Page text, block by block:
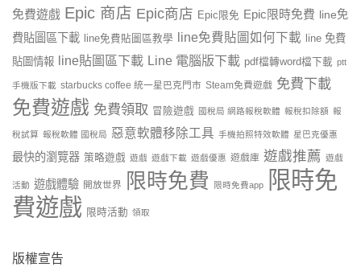
免費遊戲 Epic 商店 Epic商店 Epic限免 Epic限時免費 line免
費貼圖區下載
line免費貼圖區教學 line免費貼圖如何下載
line 免費
貼圖情報
line貼圖區下載 Line 電腦版下載 pdf檔轉word檔下載 ptt
手機版下載 starbucks coffee 統一星巴克門市 Steam免費遊戲 免費下載
免費遊戲 免費領取 冒險遊戲 國稅局 網路報稅軟體 報稅扣除額 報
稅試算 報稅軟體 國稅局 惡意軟體移除工具 手機拍照特效軟體 星巴克優惠
最快的瀏覽器 策略遊戲 遊戲 遊戲下載 遊戲優惠 遊戲庫 遊戲推薦 遊戲
活動 遊戲體驗 開放世界 限時免費 限時免費app
限時免
費遊戲 限時活動 領取
版權宣告